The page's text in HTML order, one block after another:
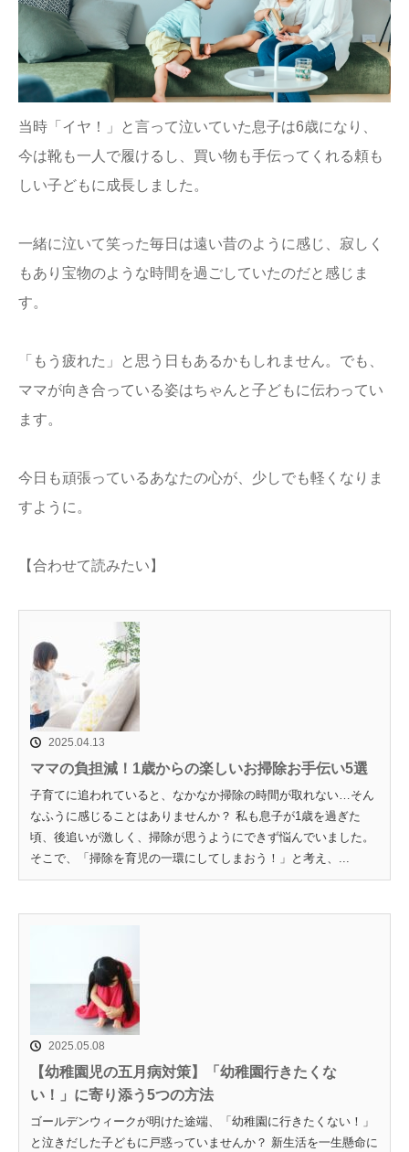
当時「イヤ！」と言って泣いていた息子は6歳になり、
今は靴も一人で履けるし、買い物も手伝ってくれる頼も
しい子どもに成長しました。
一緒に泣いて笑った毎日は遠い昔のように感じ、寂しく
もあり宝物のような時間を過ごしていたのだと感じま
す。
「もう疲れた」と思う日もあるかもしれません。でも、
ママが向き合っている姿はちゃんと子どもに伝わってい
ます。
今日も頑張っているあなたの心が、少しでも軽くなりま
すように。
【合わせて読みたい】
2025.04.13
ママの負担減！1歳からの楽しいお掃除お手伝い5選
子育てに追われていると、なかなか掃除の時間が取れない…そん
なふうに感じることはありませんか？ 私も息子が1歳を過ぎた
頃、後追いが激しく、掃除が思うようにできず悩んでいました。
そこで、「掃除を育児の一環にしてしまおう！」と考え、...
2025.05.08
【幼稚園児の五月病対策】「幼稚園行きたくな
い！」に寄り添う5つの方法
ゴールデンウィークが明けた途端、「幼稚園に行きたくない！」
と泣きだした子どもに戸惑っていませんか？ 新生活を一生懸命に